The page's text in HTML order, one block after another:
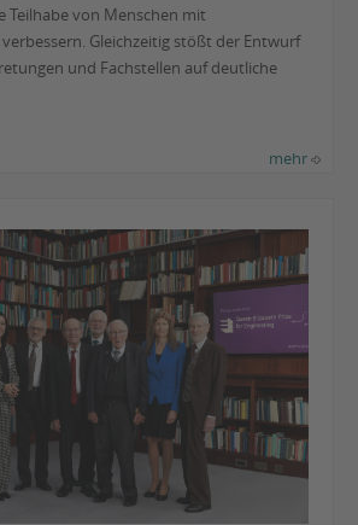
Teilhabe von Menschen mit
Gleichzeitig stößt der Entwurf
und Fachstellen auf deutliche
mehr